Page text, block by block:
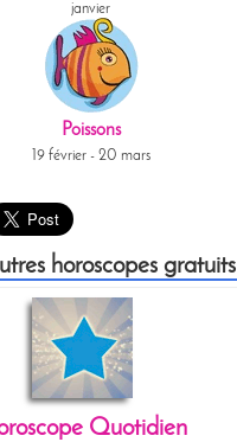
janvier
Poissons
19 février - 20 mars
horoscopes gratuits
Quotidien